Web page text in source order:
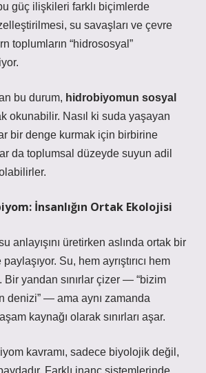
güç ilişkileri farklı biçimlerde
su savaşları ve çevre
toplumların “hidrososyal”
bu durum, hidrobiyomun sosyal
okunabilir. Nasıl ki suda yaşayan
bir denge kurmak için birbirine
da toplumsal düzeyde suyun adil
İnsanlığın Ortak Ekolojisi
anlayışını üretirken aslında ortak bir
Su, hem ayrıştırıcı hem
Bir yandan sınırlar çizer — “bizim
denizi” — ama aynı zamanda
kaynağı olarak sınırları aşar.
kavramı, sadece biyolojik değil,
Farklı inanç sistemlerinde